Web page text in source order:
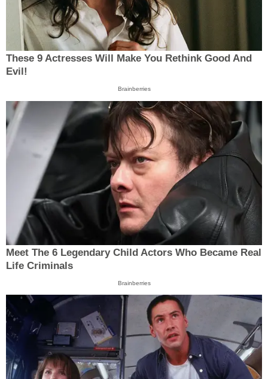
These 9 Actresses Will Make You Rethink Good And
Evil!
Brainberries
Meet The 6 Legendary Child Actors Who Became Real
Life Criminals
Brainberries